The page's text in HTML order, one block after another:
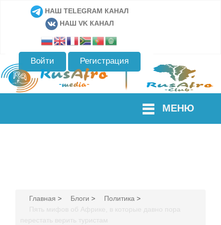
НАШ TELEGRAM КАНАЛ
НАШ VK КАНАЛ
Войти Регистрация
МЕНЮ
Главная > Блоги > Политика >
Пять мифов об Африке, в которые давно пора
перестать верить туристам